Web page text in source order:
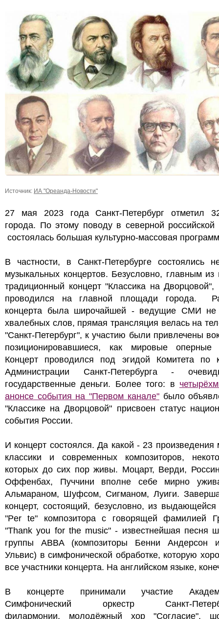
Источник: ИА "Ореанда-Новости"
27 мая 2023 года Санкт-Петербург отметил
города. По этому поводу в северной российской
состоялась большая культурно-массовая
В частности, в Санкт-Петербурге состоялись
музыкальных концертов. Безусловно, главным
традиционный концерт "Классика на Дворцовой",
проводился на главной площади города.
концерта была широчайшей - ведущие СМИ не
хвалебных слов, прямая трансляция велась на
"Санкт-Петербург", к участию были привлечены
позиционировавшиеся, как мировые оперные
Концерт проводился под эгидой Комитета по
Администрации Санкт-Петербурга -
государственные деньги. Более того: в
анонсе события на "Первом канале"было
"Классике на Дворцовой" присвоен статус
события России.
И концерт состоялся. Да какой - 23 произведения
классики и современных композиторов,
которых до сих пор живы. Моцарт, Верди,
Оффенбах, Пуччини вполне себе мирно
Альмараном, Шуфсом, Сигманом, Луиги.
концерт, состоящий, безусловно, из выдающейся
"Per te" композитора с говорящей фамилией
"Thank you for the music" - известнейшая песня
группы ABBA (композиторы Бенни Андерсон
Ульвис) в симфонической обработке, которую
все участники концерта. На английском языке,
В концерте принимали участие
Симфонический оркестр Санкт-
филармонии, молодёжный хор "Согласие",